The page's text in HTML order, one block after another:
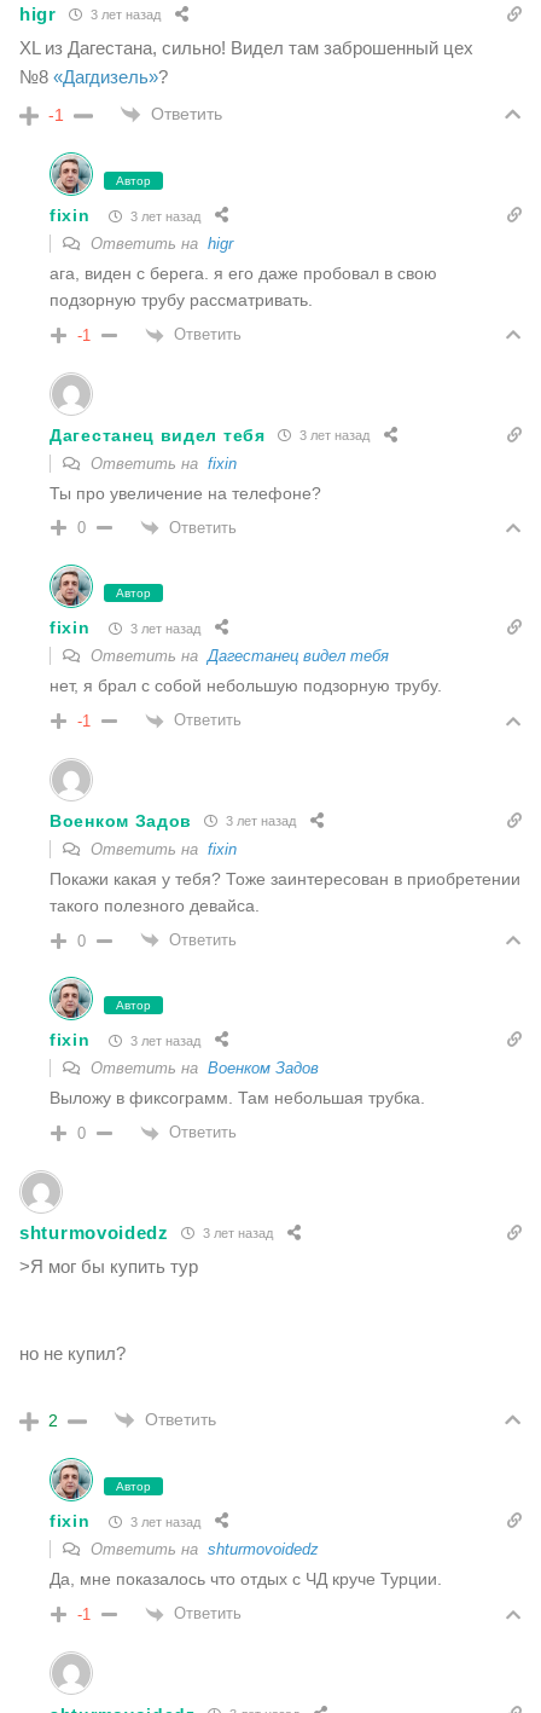
higr 3 лет назад
XL из Дагестана, сильно! Видел там заброшенный цех
№8 «Дагдизель»?
-1 Ответить
Автор
fixin 3 лет назад
Ответить на higr
ага, виден с берега. я его даже пробовал в свою
подзорную трубу рассматривать.
-1 Ответить
Дагестанец видел тебя 3 лет назад
Ответить на fixin
Ты про увеличение на телефоне?
0 Ответить
Автор
fixin 3 лет назад
Ответить наДагестанец видел тебя
нет, я брал с собой небольшую подзорную трубу.
-1 Ответить
Военком Задов 3 лет назад
Ответить на fixin
Покажи какая у тебя? Тоже заинтересован в приобретении
такого полезного девайса.
0 Ответить
Автор
fixin 3 лет назад
Ответить на Военком Задов
Выложу в фиксограмм. Там небольшая трубка.
0 Ответить
shturmovoidedz 3 лет назад
>Я мог бы купить тур
но не купил?
2 Ответить
Автор
fixin 3 лет назад
Ответить на shturmovoidedz
Да, мне показалось что отдых с ЧД круче Турции.
-1 Ответить